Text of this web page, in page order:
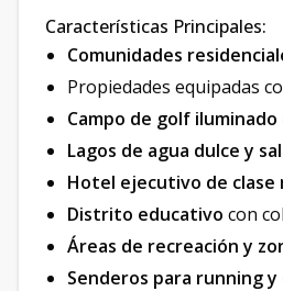
Características Principales:
Comunidades
Propiedades equipadas
Campo de golf iluminado
Lagos de agua dulce y
Hotel ejecutivo de clase
Distrito educativo con
Áreas de recreación y
Senderos para running